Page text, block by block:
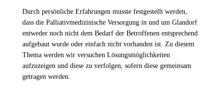
Durch persönliche Erfahrungen musste festgestellt werden,
dass die Palliativmedizinische Versorgung in und um Glandorf
entweder noch nicht dem Bedarf der Betroffenen entsprechend
aufgebaut wurde oder einfach nicht vorhanden ist. Zu diesem
Thema werden wir versuchen Lösungsmöglichkeiten
aufzuzeigen und diese zu verfolgen, sofern diese gemeinsam
getragen werden.